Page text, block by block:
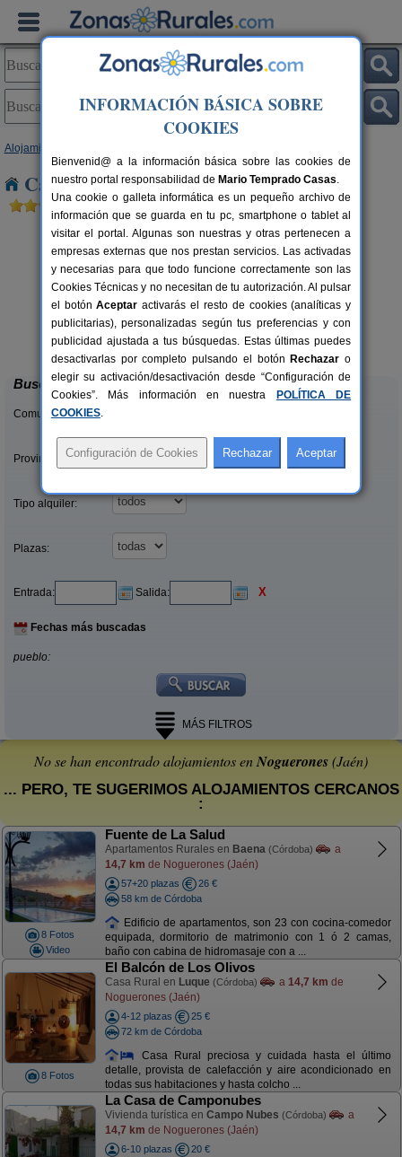
Alojamientos
Casas Rurales cerca de Noguerones
2-7+2 pers.
desde25 €
Casa La Ronda
Jódar (Jaén)
Buscar
Comunidades:
Provincias/Islas:
Tipo alquiler:
Plazas:
Entrada: Salida: X
Fechas más buscadas
pueblo:
MÁS FILTROS
No se han encontrado alojamientos enNoguerones(Jaén)
... PERO, TE SUGERIMOS ALOJAMIENTOS CERCANOS
:
8 Fotos
Video
Fuente de La Salud
Apartamentos Rurales en Baena (Córdoba)
a
14,7 km de Noguerones (Jaén)
57+20 plazas
26 €
58 km de Córdoba
Edificio de apartamentos, son 23 con cocina-comedor
equipada, dormitorio de matrimonio con 1 ó 2 camas,
baño con cabina de hidromasaje con a ...
8 Fotos
El Balcón de Los Olivos
Casa Rural en Luque (Córdoba) a 14,7 km de
Noguerones (Jaén)
4-12 plazas
25 €
72 km de Córdoba
Casa Rural preciosa y cuidada hasta el último
detalle, provista de calefacción y aire acondicionado en
todas sus habitaciones y hasta colcho ...
La Casa de Camponubes
Vivienda turística en Campo Nubes (Córdoba)
a
14,7 km de Noguerones (Jaén)
6-10 plazas
20 €
INFORMACIÓN BÁSICA SOBRE
COOKIES
Bienvenid@ a la información básica sobre las cookies de
nuestro portal responsabilidad de Mario Temprado Casas.
Una cookie o galleta informática es un pequeño archivo de
información que se guarda en tu pc, smartphone o tablet al
visitar el portal. Algunas son nuestras y otras pertenecen a
empresas externas que nos prestan servicios. Las activadas
y necesarias para que todo funcione correctamente son las
Cookies Técnicas y no necesitan de tu autorización. Al pulsar
el botónAceptar activarás el resto de cookies (analíticas y
publicitarias), personalizadas según tus preferencias y con
publicidad ajustada a tus búsquedas. Estas últimas puedes
desactivarlas por completo pulsando el botón Rechazar o
elegir su activación/desactivación desde “Configuración de
Cookies”. Más información en nuestra
POLÍTICA DE
COOKIES.